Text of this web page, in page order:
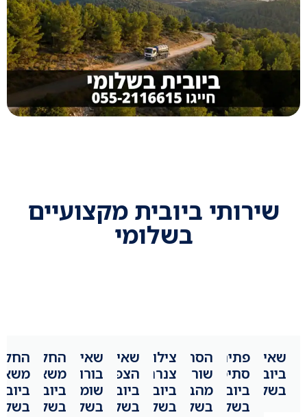
שירותי ביובית מקצועיים
בשלומי
שאיבות
ביוב
בשלומי
פתיחת
סתימות
ביוב
בשלומי
הסרת
שורשים
מהביוב
בשלומי
צילום
צנרת
ביוב
בשלומי
שאיבת
הצפות
ביוב
בשלומי
שאיבת
בורות
שומן
בשלומי
החלפת
משאבת
ביוב
בשלומי
ביוב